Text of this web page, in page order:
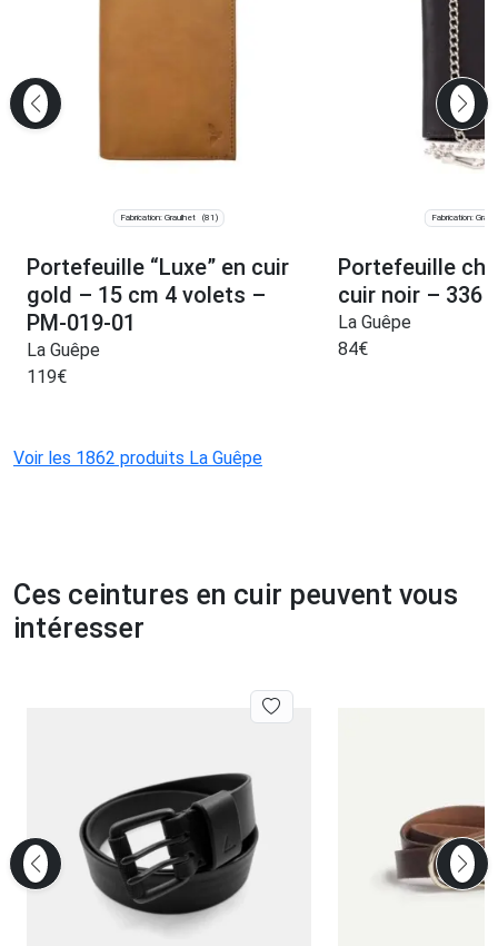
Fabrication: Graulhet (81)
Portefeuille “Luxe” en cuir
gold – 15 cm 4 volets –
PM-019-01
La Guêpe
119€
Fabrication:
Portefeuille
cuir noir – 336
La Guêpe
84€
Voir les 1862 produits La Guêpe
Ces ceintures en cuir peuvent vous
intéresser